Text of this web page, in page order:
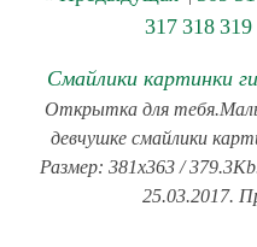
317 318 319
Смайлики картинки
Открытка для
девчушке смайлики
Размер: 381x363 /
25.03.2017.